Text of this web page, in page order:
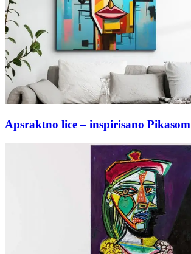
Apsraktno lice – inspirisano Pikasom